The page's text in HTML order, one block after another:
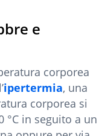
e
corporea
ipertermia, una
corporea si
°C in seguito a un